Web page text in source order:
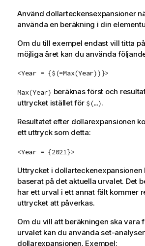
Använd dollarteckensexpansioner
använda en beräkning i din
Om du till exempel endast vill titta
möjliga året kan du använda
<Year = {$(=Max(Year))}>
Max(Year) beräknas först och
uttrycket istället för $(…).
Resultatet efter dollarexpansionen
ett uttryck som detta:
<Year = {2021}>
Uttrycket i dollarteckenexpansionen
baserat på det aktuella urvalet. Det
har ett urval i ett annat fält kommer
uttrycket att påverkas.
Om du vill att beräkningen ska vara
urvalet kan du använda set-
dollarexpansionen. Exempel: